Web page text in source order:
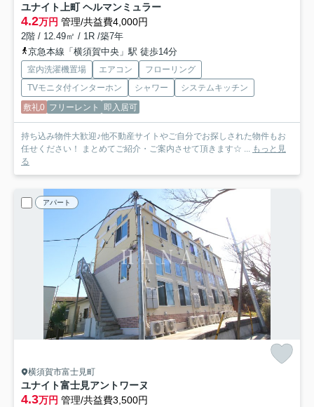
ユナイト上町 ヘルマンミュラー
4.2万円 管理/共益費4,000円
2階 / 12.49㎡ / 1R /築7年
京急本線「横須賀中央」駅 徒歩14分
室内洗濯機置場 エアコン
フローリング
TVモニタ付インターホン
シャワー
システムキッチン
敷礼0 フリーレント 即入居可
持ち込み物件大歓迎♪他不動産サイトやご自分でお探しされた物件もお
任せください！ まとめてご紹介・ご案内させて頂きます☆ ...
もっと見
る
アパート
横須賀市富士見町
ユナイト富士見アントワーヌ
4.3万円 管理/共益費3,500円